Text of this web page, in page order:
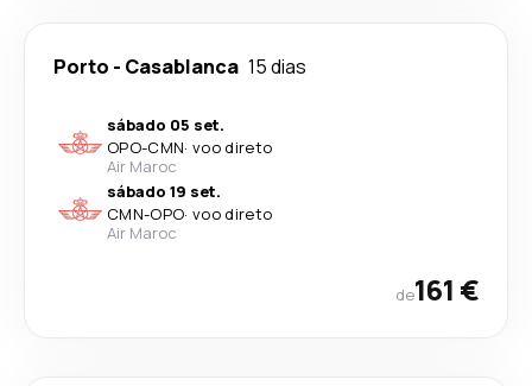
Porto - Casablanca 15 dias
sábado 05 set.
OPO-CMN· voo direto
Air Maroc
sábado 19 set.
CMN-OPO· voo direto
Air Maroc
de161 €